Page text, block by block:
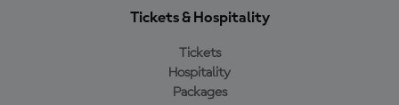
Tickets & Hospitality
Tickets
Hospitality
Packages